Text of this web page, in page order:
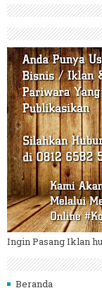
Ingin Pasang Iklan
Beranda